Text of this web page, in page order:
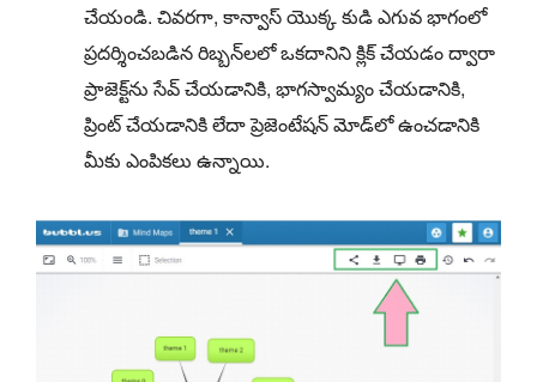
చేయండి. చివరగా, కాన్వాస్ యొక్క కుడి ఎగువ భాగంలో
ప్రదర్శించబడిన రిబ్బన్‌లలో ఒకదానిని క్లిక్ చేయడం ద్వారా
ప్రాజెక్ట్‌ను సేవ్ చేయడానికి, భాగస్వామ్యం చేయడానికి,
ప్రింట్ చేయడానికి లేదా ప్రెజెంటేషన్ మోడ్‌లో ఉంచడానికి
మీకు ఎంపికలు ఉన్నాయి.